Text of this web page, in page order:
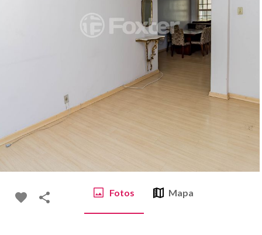
Fotos Mapa